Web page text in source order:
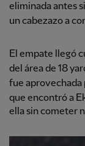
eliminada antes
un cabezazo a
El empate llegó
del área de 18
fue aprovechada
que encontró a
ella sin cometer